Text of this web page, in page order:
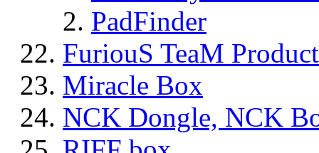
PadFinder
FuriouS TeaM
Miracle Box
NCK Dongle, NCK